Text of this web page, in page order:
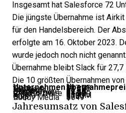
Insgesamt hat Salesforce 72
Die jüngste Übernahme ist Airkit
für den Handelsbereich. Der
erfolgte am 16. Oktober 2023.
wurde jedoch noch nicht
Übernahme bleibt Slack für 27,7
Die 10 größten Übernahmen
Unternehmen
Slack $27.7B
Tableau 15.7B
Mulesoft $6.5B
Demandware $2.8B
ExactTarget $2.5B
ClickSoftware $1.3B
Vlocity $1.33B
Krux $800M
Quip $750
Buddy Media $649
Jahresumsatz von